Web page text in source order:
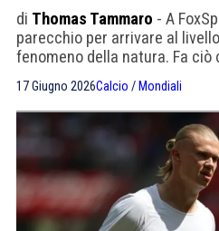
di Thomas Tammaro - A
parecchio per arrivare al
fenomeno della natura. Fa ciò
senza andare oltre le sue
17 Giugno 2026Calcio / Mondiali